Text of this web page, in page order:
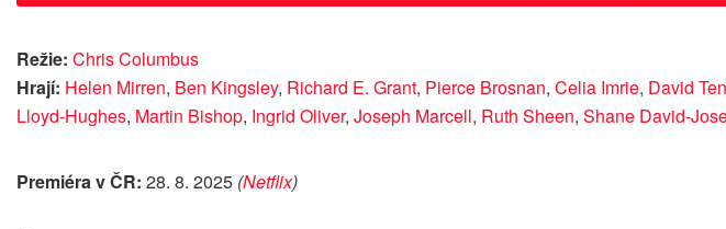
Režie: Chris Columbus
Hrají: Helen Mirren, Ben Kingsley, Richard E. Grant, Pierce Brosnan, Celia Imrie, David
Lloyd-Hughes, Martin Bishop, Ingrid Oliver, Joseph Marcell, Ruth Sheen, Shane David-
Premiéra v ČR: 28. 8. 2025 (Netflix)